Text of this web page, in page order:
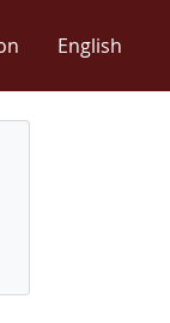
English